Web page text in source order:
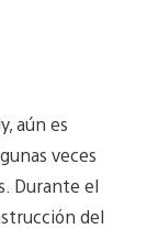
aún es
veces
Durante el
del